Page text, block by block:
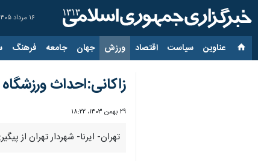
۱۶ مرداد ۱۴۰۵
عناوین‌ سیاست اقتصاد ورزش جهان جامعه فرهنگ
زاکانی:احداث
۲۹ بهمن ۱۴۰۳، ۱۸:۲۲
تهران- ایرنا- شهردار تهران از